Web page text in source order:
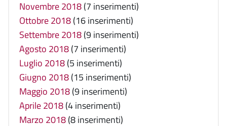
Novembre 2018(7 inserimenti)
Ottobre 2018(16 inserimenti)
Settembre 2018(9 inserimenti)
Agosto 2018(7 inserimenti)
Luglio 2018(5 inserimenti)
Giugno 2018(15 inserimenti)
Maggio 2018(9 inserimenti)
Aprile 2018(4 inserimenti)
Marzo 2018(8 inserimenti)